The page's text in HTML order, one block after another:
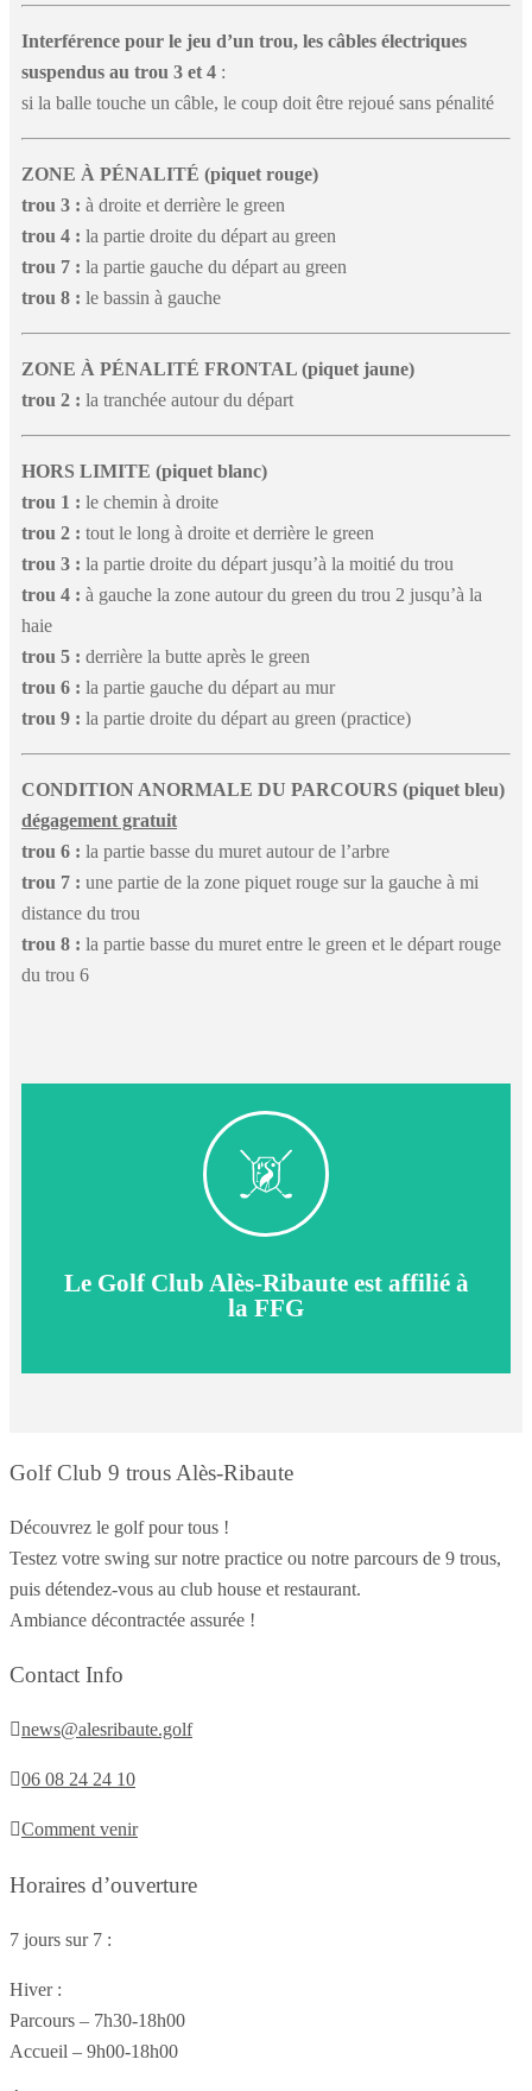
Interférence pour le jeu d’un trou, les câbles électriques
suspendus au trou 3 et 4 :
si la balle touche un câble, le coup doit être rejoué sans pénalité
ZONE À PÉNALITÉ (piquet rouge)
trou 3 : à droite et derrière le green
trou 4 : la partie droite du départ au green
trou 7 : la partie gauche du départ au green
trou 8 : le bassin à gauche
ZONE À PÉNALITÉ FRONTAL (piquet jaune)
trou 2 : la tranchée autour du départ
HORS LIMITE (piquet blanc)
trou 1 : le chemin à droite
trou 2 : tout le long à droite et derrière le green
trou 3 : la partie droite du départ jusqu’à la moitié du trou
trou 4 : à gauche la zone autour du green du trou 2 jusqu’à la
haie
trou 5 : derrière la butte après le green
trou 6 : la partie gauche du départ au mur
trou 9 : la partie droite du départ au green (practice)
CONDITION ANORMALE DU PARCOURS (piquet bleu)
dégagement gratuit
trou 6 : la partie basse du muret autour de l’arbre
trou 7 : une partie de la zone piquet rouge sur la gauche à mi
distance du trou
trou 8 : la partie basse du muret entre le green et le départ rouge
du trou 6
Le Golf Club Alès-Ribaute est affilié à
la FFG
Fédération Française du Golf
Golf Club 9 trous Alès-Ribaute
Découvrez le golf pour tous !
Testez votre swing sur notre practice ou notre parcours de 9 trous,
puis détendez-vous au club house et restaurant.
Ambiance décontractée assurée !
Contact Info
news@alesribaute.golf
06 08 24 24 10
Comment venir
Horaires d’ouverture
7 jours sur 7 :
Hiver :
Parcours – 7h30-18h00
Accueil – 9h00-18h00